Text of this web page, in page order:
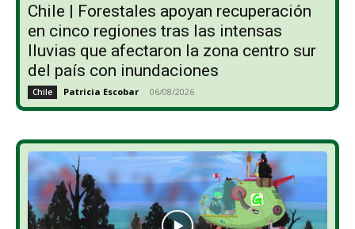
Chile | Forestales apoyan recuperación
en cinco regiones tras las intensas
lluvias que afectaron la zona centro sur
del país con inundaciones
Chile Patricia Escobar - 06/08/2026